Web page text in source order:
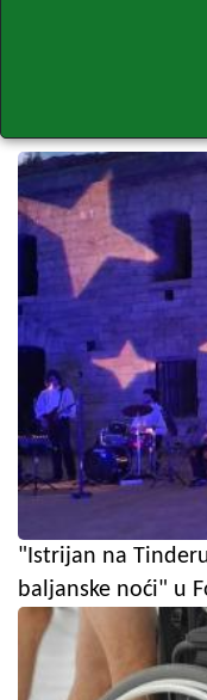
"Istrijan na
baljanske noći" u